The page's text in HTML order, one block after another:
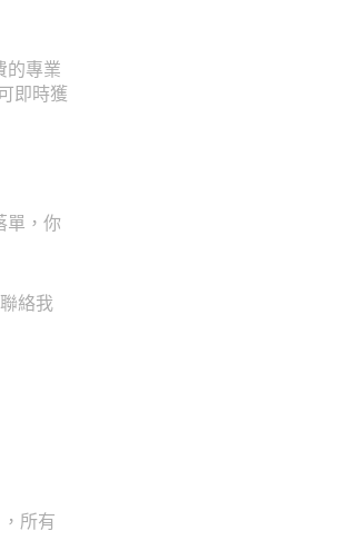
的專業
即時獲
單，你
絡我
所有